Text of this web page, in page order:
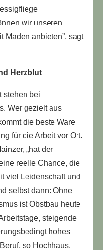
wir unseren
Maden anbieten”, sagt
Herzblut
stehen bei
Wer gezielt aus
die beste Ware
für die Arbeit vor Ort.
„hat der
reelle Chance, die
viel Leidenschaft und
selbst dann: Ohne
ist Obstbau heute
steigende
hohes
so Hochhaus.